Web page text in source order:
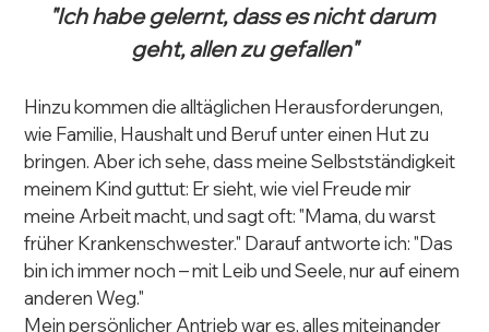
"Ich habe gelernt, dass es nicht darum
geht, allen zu gefallen"
Hinzu kommen die alltäglichen Herausforderungen,
wie Familie, Haushalt und Beruf unter einen Hut zu
bringen. Aber ich sehe, dass meine Selbstständigkeit
meinem Kind guttut: Er sieht, wie viel Freude mir
meine Arbeit macht, und sagt oft: "Mama, du warst
früher Krankenschwester." Darauf antworte ich: "Das
bin ich immer noch – mit Leib und Seele, nur auf einem
anderen Weg."
Mein persönlicher Antrieb war es, alles miteinander